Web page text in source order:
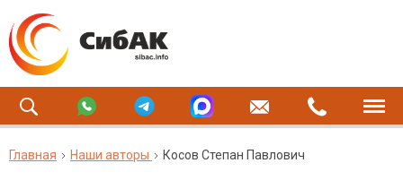
Главная Наши авторы Косов Степан Павлович